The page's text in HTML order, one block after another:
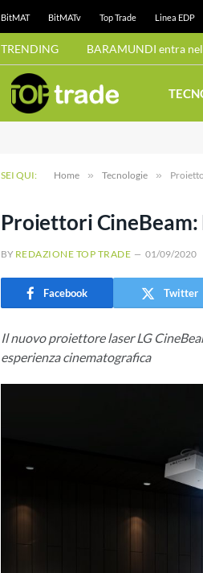
BitMAT BitMATv Top Trade Linea EDP
TRENDING BARAMUNDI entra
SEI QUI: Home » Tecnologie »
Proiettori CineBeam:
BY REDAZIONE TOP TRADE 01/09/2020
Facebook Twitter
Il nuovo proiettore laser LG
esperienza cinematografica